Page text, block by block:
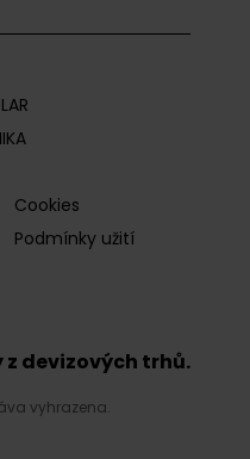
Cookies
Podmínky užití
devizových trhů.
vyhrazena.